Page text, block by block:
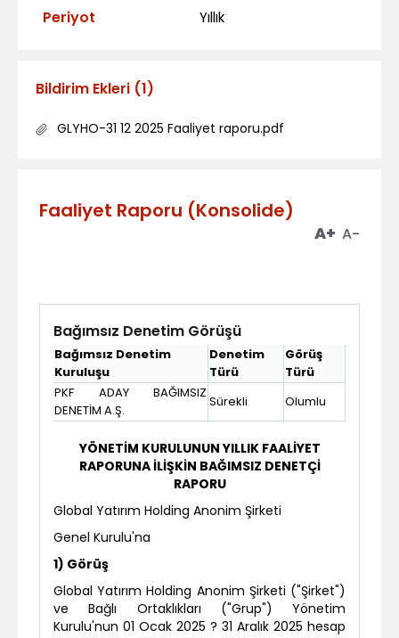
Periyot Yıllık
Bildirim Ekleri (1)
GLYHO-31 12 2025 Faaliyet raporu.pdf
Faaliyet Raporu (Konsolide)
A+ A-
Bağımsız Denetim Görüşü
Bağımsız Denetim
Kuruluşu
Denetim
Türü
Görüş
Türü
PKF ADAY BAĞIMSIZ
DENETİM A.Ş.
Sürekli Olumlu
YÖNETİM KURULUNUN YILLIK FAALİYET
RAPORUNA İLİŞKİN BAĞIMSIZ DENETÇİ
RAPORU
Global Yatırım Holding Anonim Şirketi
Genel Kurulu'na
1) Görüş
Global Yatırım Holding Anonim Şirketi ("Şirket")
ve Bağlı Ortaklıkları ("Grup") Yönetim
Kurulu'nun 01 Ocak 2025 ? 31 Aralık 2025 hesap